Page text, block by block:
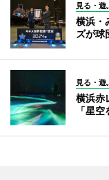
見る・遊
横浜・
ズが球
見る・遊
横浜赤
「星空